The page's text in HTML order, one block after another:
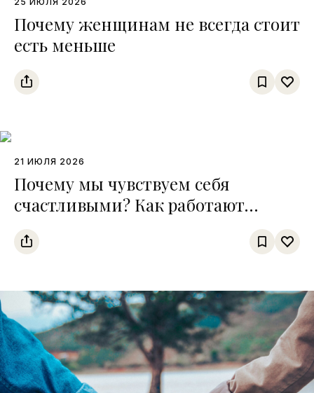
Почему женщинам не всегда стоит
есть меньше
21 ИЮЛЯ 2026
Почему мы чувствуем себя
счастливыми? Как работают
четыре главные «молекулы
хорошего настроения»